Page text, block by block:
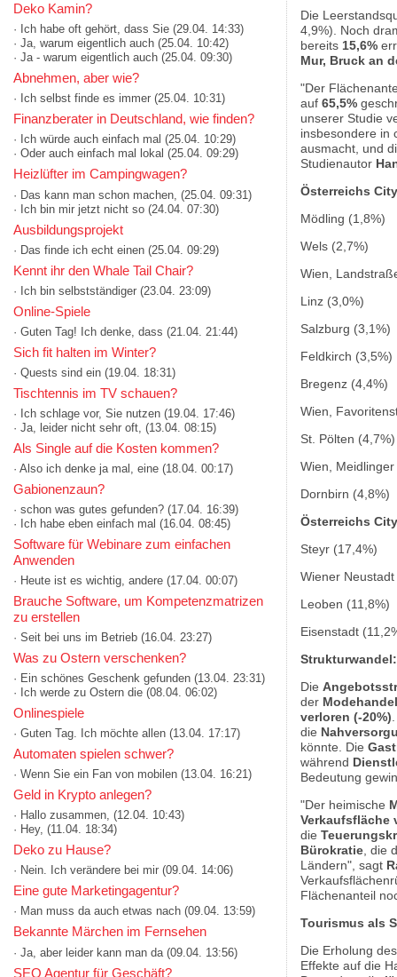
Deko Kamin?
· Ich habe oft gehört, dass Sie (29.04. 14:33)
· Ja, warum eigentlich auch (25.04. 10:42)
· Ja - warum eigentlich auch (25.04. 09:30)
Abnehmen, aber wie?
· Ich selbst finde es immer (25.04. 10:31)
Finanzberater in Deutschland, wie finden?
· Ich würde auch einfach mal (25.04. 10:29)
· Oder auch einfach mal lokal (25.04. 09:29)
Heizlüfter im Campingwagen?
· Das kann man schon machen, (25.04. 09:31)
· Ich bin mir jetzt nicht so (24.04. 07:30)
Ausbildungsprojekt
· Das finde ich echt einen (25.04. 09:29)
Kennt ihr den Whale Tail Chair?
· Ich bin selbstständiger (23.04. 23:09)
Online-Spiele
· Guten Tag! Ich denke, dass (21.04. 21:44)
Sich fit halten im Winter?
· Quests sind ein (19.04. 18:31)
Tischtennis im TV schauen?
· Ich schlage vor, Sie nutzen (19.04. 17:46)
· Ja, leider nicht sehr oft, (13.04. 08:15)
Als Single auf die Kosten kommen?
· Also ich denke ja mal, eine (18.04. 00:17)
Gabionenzaun?
· schon was gutes gefunden? (17.04. 16:39)
· Ich habe eben einfach mal (16.04. 08:45)
Software für Webinare zum einfachen
Anwenden
· Heute ist es wichtig, andere (17.04. 00:07)
Brauche Software, um Kompetenzmatrizen
zu erstellen
· Seit bei uns im Betrieb (16.04. 23:27)
Was zu Ostern verschenken?
· Ein schönes Geschenk gefunden (13.04. 23:31)
· Ich werde zu Ostern die (08.04. 06:02)
Onlinespiele
· Guten Tag. Ich möchte allen (13.04. 17:17)
Automaten spielen schwer?
· Wenn Sie ein Fan von mobilen (13.04. 16:21)
Geld in Krypto anlegen?
· Hallo zusammen, (12.04. 10:43)
· Hey, (11.04. 18:34)
Deko zu Hause?
· Nein. Ich verändere bei mir (09.04. 14:06)
Eine gute Marketingagentur?
· Man muss da auch etwas nach (09.04. 13:59)
Bekannte Märchen im Fernsehen
· Ja, aber leider kann man da (09.04. 13:56)
SEO Agentur für Geschäft?
Die
4,9%). Noch
bereits 15,6%
Mur, Bruck an
"Der
auf 65,5%
unserer Studie
insbesondere in
ausmacht, und
Studienautor
Österreichs
Mödling (1,8%)
Wels (2,7%)
Wien,
Linz (3,0%)
Salzburg (3,1%)
Feldkirch (3,5%)
Bregenz (4,4%)
Wien,
St. Pölten (4,7%)
Wien,
Dornbirn (4,8%)
Österreichs
Steyr (17,4%)
Wiener
Leoben (11,8%)
Eisenstadt
Die
der Modehandel
verloren (-20%)
die
könnte. Die
während
Bedeutung
"Der heimische
Verkaufsfläche
die
Bürokratie, die
Ländern", sagt
Flächenanteil
Tourismus als
Die Erholung
Effekte auf die